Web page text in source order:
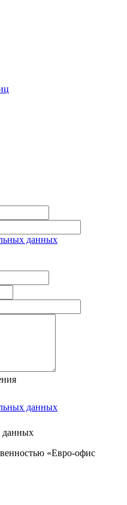
данных
данных
данных
«Евро-офис